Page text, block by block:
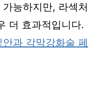
능하지만, 라섹처
더 효과적입니다.
안과 각막강화술 페